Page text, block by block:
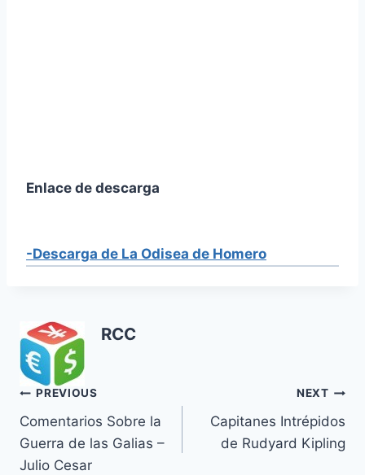
Enlace de descarga
-Descarga de La Odisea de Homero
RCC
Navegación
de
entradas
PREVIOUS
Comentarios Sobre la
Guerra de las Galias –
Julio Cesar
NEXT
Capitanes Intrépidos
de Rudyard Kipling